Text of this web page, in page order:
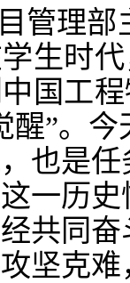
管理
生时
国工
醒”。
也是
一历
共同
坚克难